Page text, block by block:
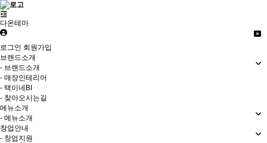
다온테마
로그인 회원가입
브랜드소개
- 브랜드소개
- 매장인테리어
- 택이네BI
- 찾아오시는길
메뉴소개
- 메뉴소개
창업안내
- 창업지원